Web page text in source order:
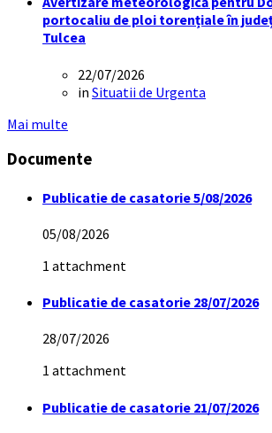
portocaliu de ploi torențiale în
Tulcea
22/07/2026
in Situatii de Urgenta
Mai multe
Documente
Publicatie de casatorie 5/08/2026
05/08/2026
1 attachment
Publicatie de casatorie 28/07/2026
28/07/2026
1 attachment
Publicatie de casatorie 21/07/2026